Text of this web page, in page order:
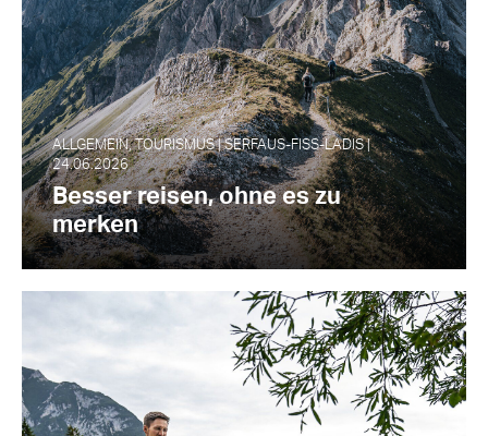
ALLGEMEIN, TOURISMUS | SERFAUS-FISS-LADIS |
24.06.2026
Besser reisen, ohne es zu
merken